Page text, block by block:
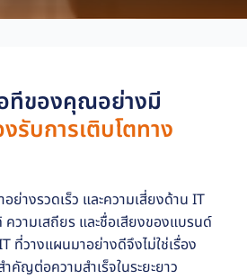
ทีของคุณอย่างมี
รับการเติบโตทาง
ย่างรวดเร็ว และความเสี่ยงด้าน IT
วามเสถียร และชื่อเสียงของแบรนด์
ที่วางแผนมาอย่างดีจึงไม่ใช่เรื่อง
ญต่อความสำเร็จในระยะยาว